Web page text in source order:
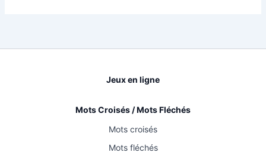
Jeux en ligne
Mots Croisés / Mots Fléchés
Mots croisés
Mots fléchés